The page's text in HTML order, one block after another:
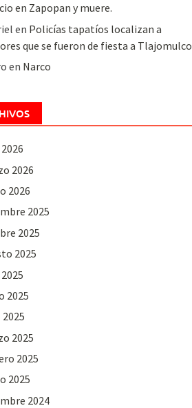
en Zapopan y muere.
en Policías tapatíos localizan a
que se fueron de fiesta a Tlajomulco
en Narco
2026
2026
2025
2025
2025
2025
2025
2025
2025
2024